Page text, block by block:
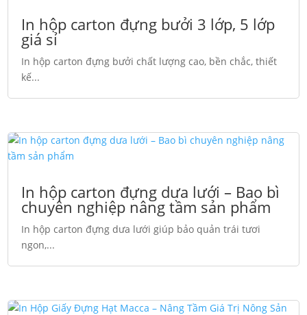
In hộp carton đựng bưởi 3 lớp, 5 lớp
giá sỉ
In hộp carton đựng bưởi chất lượng cao, bền chắc, thiết
kế...
In hộp carton đựng dưa lưới – Bao bì
chuyên nghiệp nâng tầm sản phẩm
In hộp carton đựng dưa lưới giúp bảo quản trái tươi
ngon,...